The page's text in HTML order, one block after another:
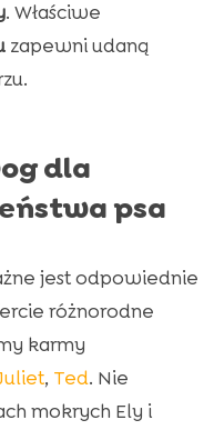
. Właściwe
zapewni udaną
dla
psa
jest odpowiednie
różnorodne
karmy
, Ted. Nie
mokrych Ely i